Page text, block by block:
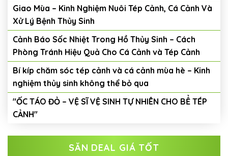
Giao Mùa – Kinh Nghiệm Nuôi Tép Cảnh, Cá Cảnh Và
Xử Lý Bệnh Thủy Sinh
Cảnh Báo Sốc Nhiệt Trong Hồ Thủy Sinh – Cách
Phòng Tránh Hiệu Quả Cho Cá Cảnh và Tép Cảnh
Bí kíp chăm sóc tép cảnh và cá cảnh mùa hè – Kinh
nghiệm thủy sinh không thể bỏ qua
"ỐC TÁO ĐỎ – VỆ SĨ VỆ SINH TỰ NHIÊN CHO BỂ TÉP
CẢNH"
SĂN DEAL GIÁ TỐT